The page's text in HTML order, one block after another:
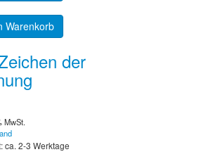
Warenkorb
der
MwSt.
ca. 2-3 Werktage